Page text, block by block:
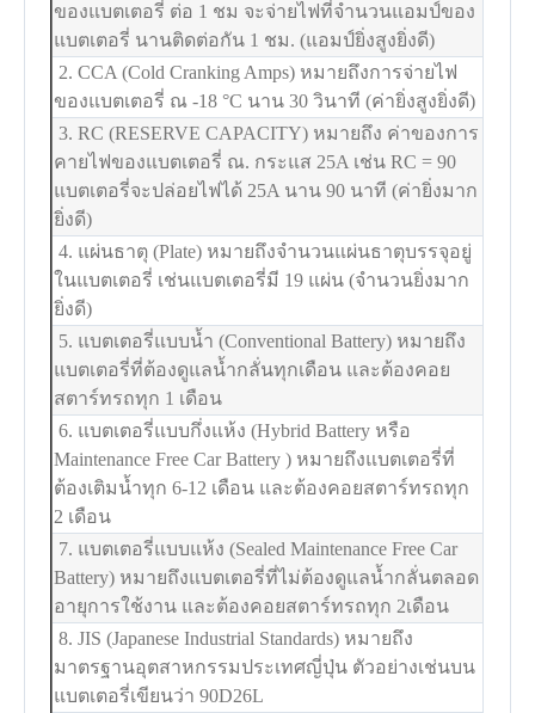
ของแบตเตอรี่ ต่อ 1 ชม จะจ่ายไฟที่จำนวนแอมป์ของ
แบตเตอรี่ นานติดต่อกัน 1 ชม. (แอมป์ยิ่งสูงยิ่งดี)
2. CCA (Cold Cranking Amps) หมายถึงการจ่ายไฟ
ของแบตเตอรี่ ณ -18 °C นาน 30 วินาที (ค่ายิ่งสูงยิ่งดี)
3. RC (RESERVE CAPACITY) หมายถึง ค่าของการ
คายไฟของแบตเตอรี่ ณ. กระแส 25A เช่น RC = 90
แบตเตอรี่จะปล่อยไฟได้ 25A นาน 90 นาที (ค่ายิ่งมาก
ยิ่งดี)
4. แผ่นธาตุ (Plate) หมายถึงจำนวนแผ่นธาตุบรรจุอยู่
ในแบตเตอรี่ เช่นแบตเตอรี่มี 19 แผ่น (จำนวนยิ่งมาก
ยิ่งดี)
5. แบตเตอรี่แบบน้ำ (Conventional Battery) หมายถึง
แบตเตอรี่ที่ต้องดูแลน้ำกลั่นทุกเดือน และต้องคอย
สตาร์ทรถทุก 1 เดือน
6. แบตเตอรี่แบบกึ่งแห้ง (Hybrid Battery หรือ
Maintenance Free Car Battery ) หมายถึงแบตเตอรี่ที่
ต้องเติมน้ำทุก 6-12 เดือน และต้องคอยสตาร์ทรถทุก
2 เดือน
7. แบตเตอรี่แบบแห้ง (Sealed Maintenance Free Car
Battery) หมายถึงแบตเตอรี่ที่ไม่ต้องดูแลน้ำกลั่นตลอด
อายุการใช้งาน และต้องคอยสตาร์ทรถทุก 2เดือน
8. JIS (Japanese Industrial Standards) หมายถึง
มาตรฐานอุตสาหกรรมประเทศญี่ปุ่น ตัวอย่างเช่นบน
แบตเตอรี่เขียนว่า 90D26L